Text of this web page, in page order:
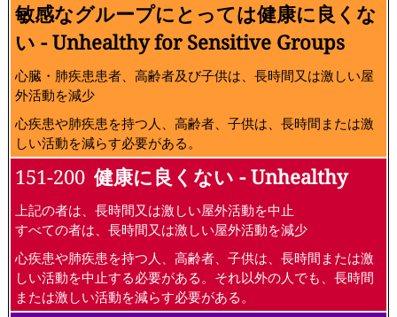
敏感なグループにとっては健康に良くな
い - Unhealthy for Sensitive Groups
心臓・肺疾患患者、高齢者及び子供は、長時間又は激しい屋
外活動を減少
心疾患や肺疾患を持つ人、高齢者、子供は、長時間または激
しい活動を減らす必要がある。
151-200 健康に良くない - Unhealthy
上記の者は、長時間又は激しい屋外活動を中止
すべての者は、長時間又は激しい屋外活動を減少
心疾患や肺疾患を持つ人、高齢者、子供は、長時間または激
しい活動を中止する必要がある。それ以外の人でも、長時間
または激しい活動を減らす必要がある。